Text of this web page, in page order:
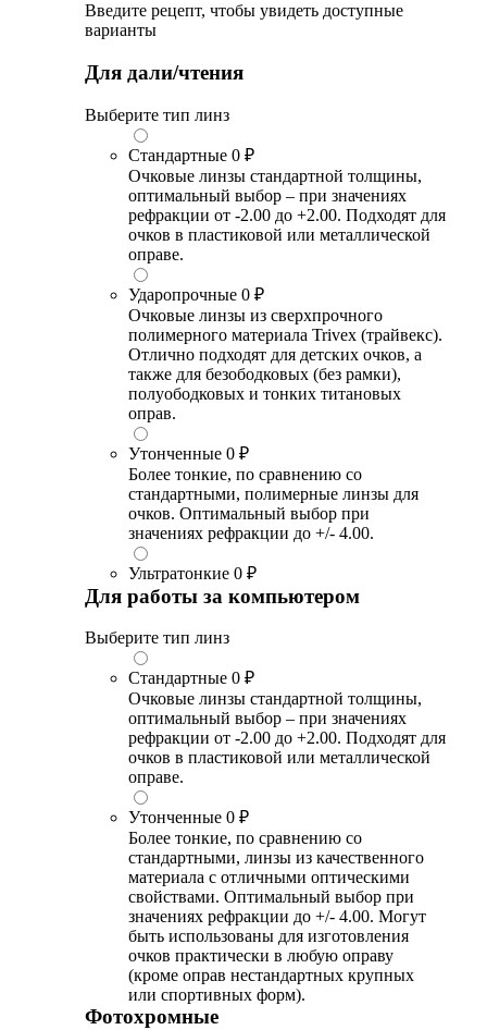
Введите рецепт, чтобы увидеть доступные
варианты
Для дали/чтения
Выберите тип линз
Стандартные 0 ₽
Очковые линзы стандартной толщины,
оптимальный выбор – при значениях
рефракции от -2.00 до +2.00. Подходят для
очков в пластиковой или металлической
оправе.
Ударопрочные 0 ₽
Очковые линзы из сверхпрочного
полимерного материала Trivex (трайвекс).
Отлично подходят для детских очков, а
также для безободковых (без рамки),
полуободковых и тонких титановых
оправ.
Утонченные 0 ₽
Более тонкие, по сравнению со
стандартными, полимерные линзы для
очков. Оптимальный выбор при
значениях рефракции до +/- 4.00.
Ультратонкие 0 ₽
Для работы за компьютером
Выберите тип линз
Стандартные 0 ₽
Очковые линзы стандартной толщины,
оптимальный выбор – при значениях
рефракции от -2.00 до +2.00. Подходят для
очков в пластиковой или металлической
оправе.
Утонченные 0 ₽
Более тонкие, по сравнению со
стандартными, линзы из качественного
материала с отличными оптическими
свойствами. Оптимальный выбор при
значениях рефракции до +/- 4.00. Могут
быть использованы для изготовления
очков практически в любую оправу
(кроме оправ нестандартных крупных
или спортивных форм).
Фотохромные